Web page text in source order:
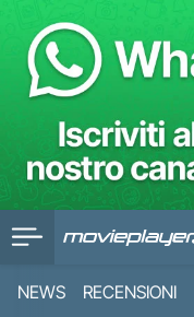
NEWS RECENSIONI